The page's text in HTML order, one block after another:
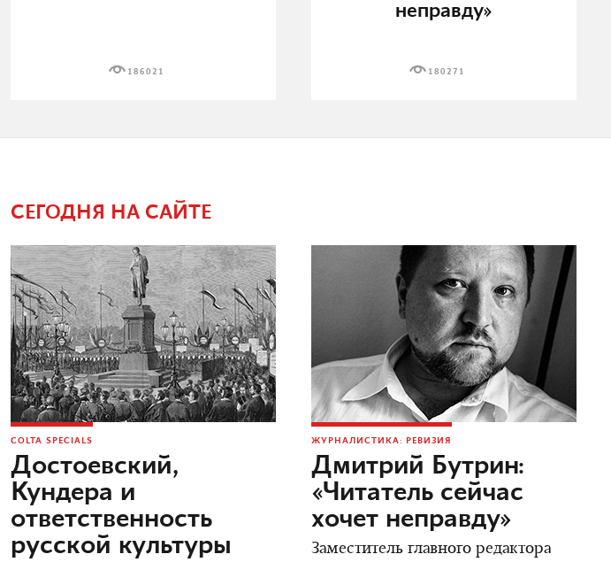
186021
неправду»
180271
СЕГОДНЯ НА САЙТЕ
COLTA SPECIALS
Достоевский,
Кундера и
ответственность
русской культуры
ЖУРНАЛИСТИКА: РЕВИЗИЯ
Дмитрий Бутрин:
«Читатель сейчас
хочет неправду»
Заместитель главного редактора